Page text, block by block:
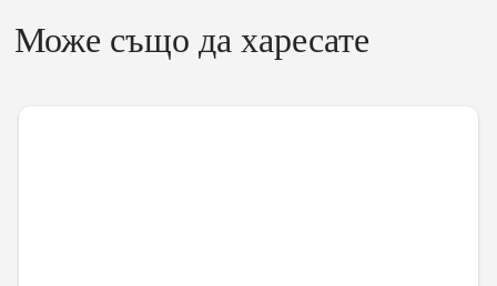
Може също да харесате